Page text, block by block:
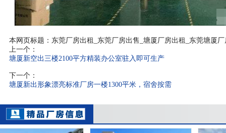
本网页标题：东莞厂房出租_东莞厂房出售_塘厦厂房出租_东莞塘厦
上一个：
塘厦新空出三楼2100平方精装办公室驻入即可生产
下一个：
塘厦新出形象漂亮标准厂房一楼1300平米，宿舍按需